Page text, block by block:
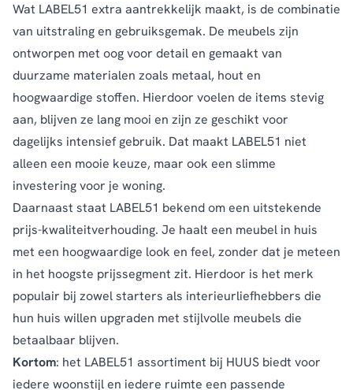
Wat LABEL51 extra aantrekkelijk maakt, is de combinatie
van uitstraling en gebruiksgemak. De meubels zijn
ontworpen met oog voor detail en gemaakt van
duurzame materialen zoals metaal, hout en
hoogwaardige stoffen. Hierdoor voelen de items stevig
aan, blijven ze lang mooi en zijn ze geschikt voor
dagelijks intensief gebruik. Dat maakt LABEL51 niet
alleen een mooie keuze, maar ook een slimme
investering voor je woning.
Daarnaast staat LABEL51 bekend om een uitstekende
prijs-kwaliteitverhouding. Je haalt een meubel in huis
met een hoogwaardige look en feel, zonder dat je meteen
in het hoogste prijssegment zit. Hierdoor is het merk
populair bij zowel starters als interieurliefhebbers die
hun huis willen upgraden met stijlvolle meubels die
betaalbaar blijven.
Kortom: het LABEL51 assortiment bij HUUS biedt voor
iedere woonstijl en iedere ruimte een passende